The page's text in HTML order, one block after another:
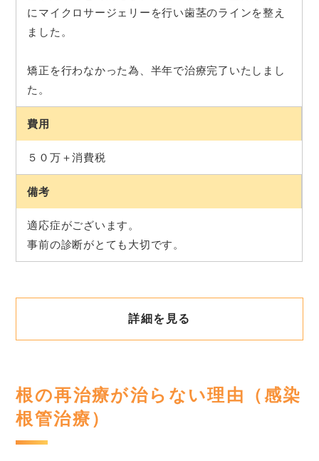
にマイクロサージェリーを行い歯茎のラインを整え
ました。
矯正を行わなかった為、半年で治療完了いたしまし
た。
費用
５０万＋消費税
備考
適応症がございます。
事前の診断がとても大切です。
詳細を見る
根の再治療が治らない理由（感染
根管治療）